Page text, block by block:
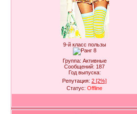
9-й класс пользы
Группа: Активные
Сообщений: 187
Год выпуска:
Репутация: 2 [2%]
Статус: Offline